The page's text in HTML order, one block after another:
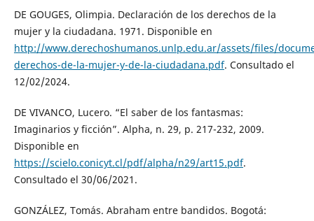
DE GOUGES, Olimpia. Declaración de los derechos de la
mujer y la ciudadana. 1971. Disponible en
http://www.derechoshumanos.unlp.edu.ar/assets/files/
derechos-de-la-mujer-y-de-la-ciudadana.pdf. Consultado el
12/02/2024.
DE VIVANCO, Lucero. “El saber de los fantasmas:
Imaginarios y ficción”. Alpha, n. 29, p. 217-232, 2009.
Disponible en
https://scielo.conicyt.cl/pdf/alpha/n29/art15.pdf.
Consultado el 30/06/2021.
GONZÁLEZ, Tomás. Abraham entre bandidos. Bogotá: